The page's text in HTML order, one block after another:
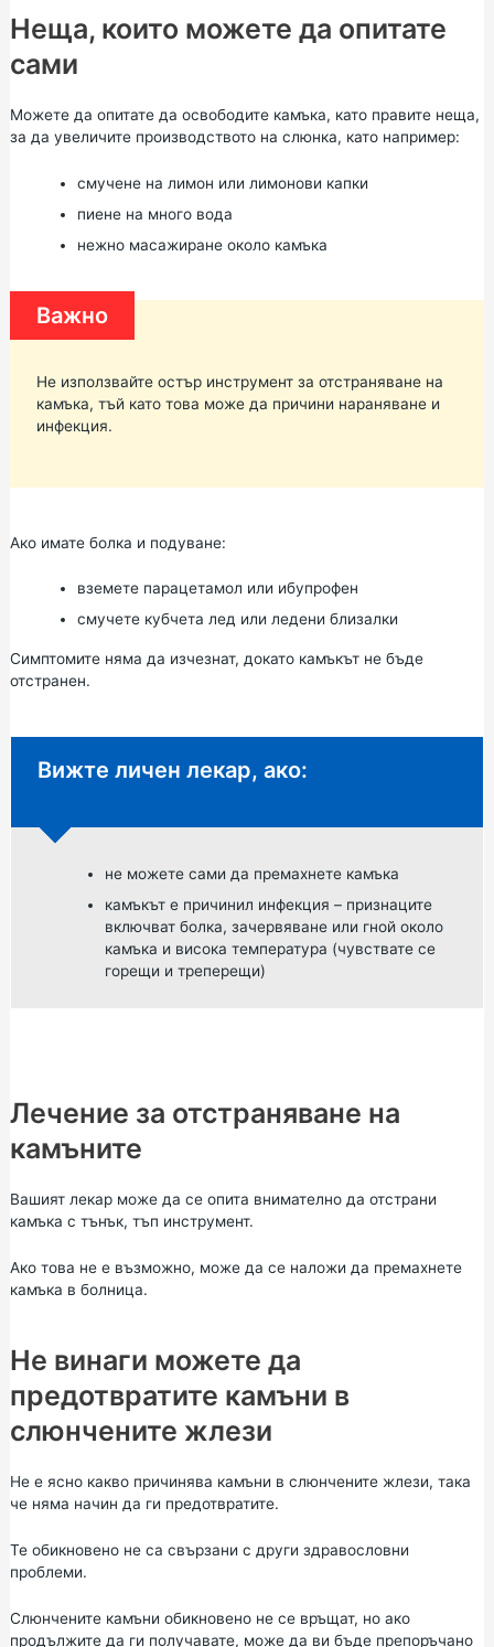
Неща, които можете да опитате
сами
Можете да опитате да освободите камъка, като правите неща,
за да увеличите производството на слюнка, като например:
смучене на лимон или лимонови капки
пиене на много вода
нежно масажиране около камъка
Важно
Не използвайте остър инструмент за отстраняване на
камъка, тъй като това може да причини нараняване и
инфекция.
Ако имате болка и подуване:
вземете парацетамол или ибупрофен
смучете кубчета лед или ледени близалки
Симптомите няма да изчезнат, докато камъкът не бъде
отстранен.
Неспешен съвет:
Вижте личен лекар, ако:
не можете сами да премахнете камъка
камъкът е причинил инфекция – признаците
включват болка, зачервяване или гной около
камъка и висока температура (чувствате се
горещи и треперещи)
Лечение за отстраняване на
камъните
Вашият лекар може да се опита внимателно да отстрани
камъка с тънък, тъп инструмент.
Ако това не е възможно, може да се наложи да премахнете
камъка в болница.
Не винаги можете да
предотвратите камъни в
слюнчените жлези
Не е ясно какво причинява камъни в слюнчените жлези, така
че няма начин да ги предотвратите.
Те обикновено не са свързани с други здравословни
проблеми.
Слюнчените камъни обикновено не се връщат, но ако
продължите да ги получавате, може да ви бъде препоръчано